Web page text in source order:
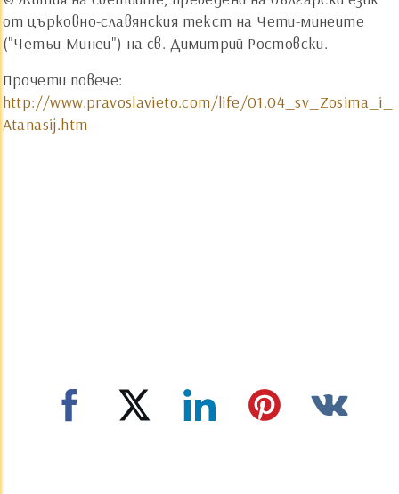
от църковно-славянския текст на Чети-минеите
("Четьи-Минеи") на св. Димитрий Ростовски.
Прочети повече:
http://www.pravoslavieto.com/life/01.04_sv_Zosima_i_
Atanasij.htm